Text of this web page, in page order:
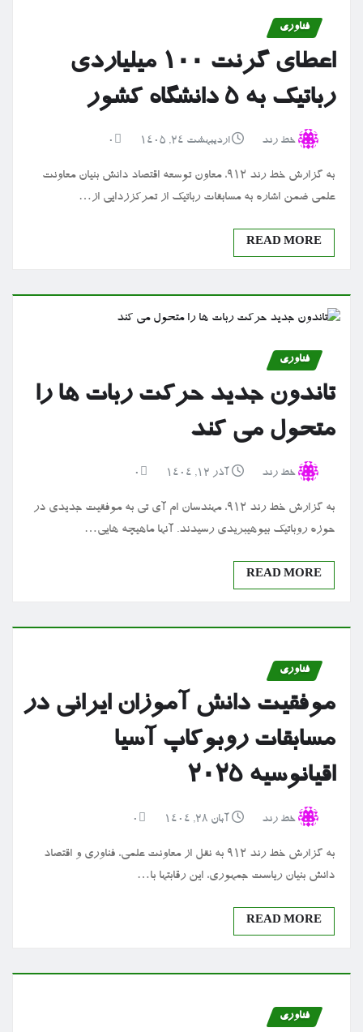
فناوری
اعطای گرنت ۱۰۰ میلیاردی
رباتیک به ۵ دانشگاه کشور
خط رند اردیبهشت ۲۴, ۱۴۰۵ 0
به گزارش خط رند 912، معاون توسعه اقتصاد دانش بنیان معاونت
علمی ضمن اشاره به مسابقات رباتیک از تمرکززدایی از…
READ MORE
فناوری
تاندون جدید حرکت ربات ها را
متحول می کند
خط رند آذر ۱۲, ۱۴۰۴ 0
به گزارش خط رند 912، مهندسان ام آی تی به موفقیت جدیدی در
حوزه روباتیک بیوهیبریدی رسیدند. آنها ماهیچه هایی…
READ MORE
فناوری
موفقیت دانش آموزان ایرانی در
مسابقات روبوکاپ آسیا
اقیانوسیه ۲۰۲۵
خط رند آبان ۲۸, ۱۴۰۴ 0
به گزارش خط رند ۹۱۲ به نقل از معاونت علمی، فناوری و اقتصاد
دانش بنیان ریاست جمهوری، این رقابتها با…
READ MORE
فناوری